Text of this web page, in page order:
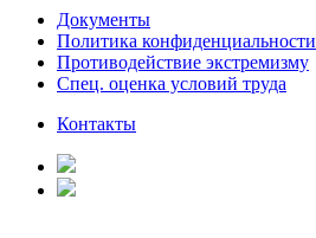
Документы
Политика конфиденциальности
Противодействие экстремизму
Спец. оценка условий труда
Контакты